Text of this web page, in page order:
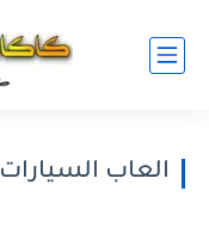
العاب السيارات